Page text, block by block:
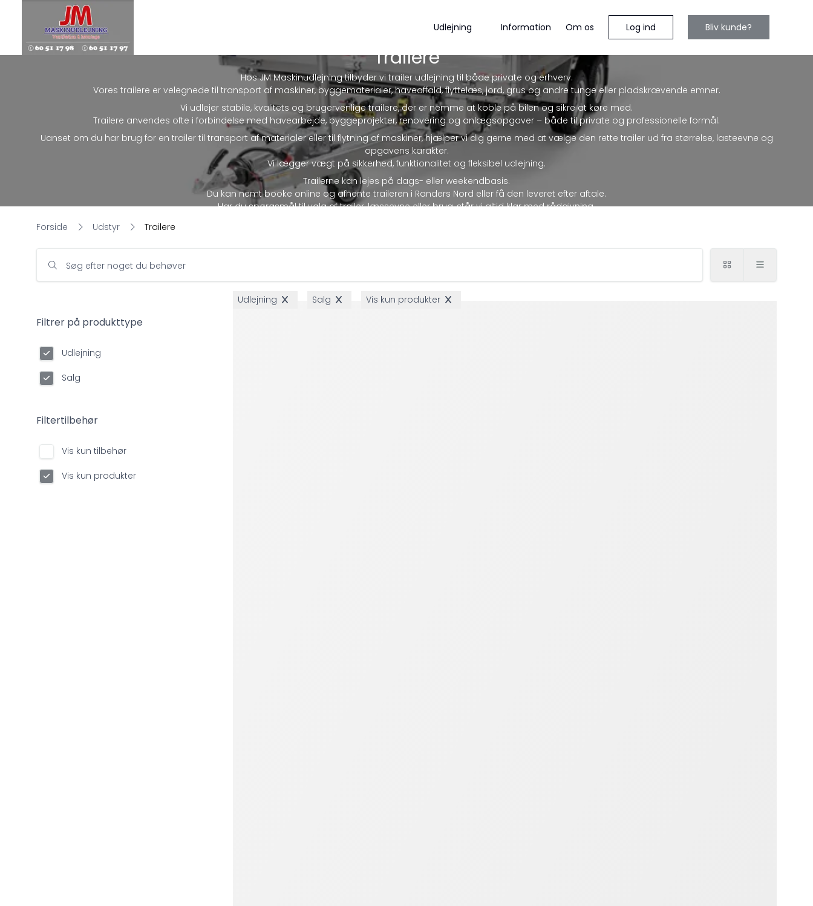
Udlejning Information Om os Log ind Bliv kunde?
Trailere
Hos JM Maskinudlejning tilbyder vi trailer udlejning til både private og erhverv.
Vores trailere er velegnede til transport af maskiner, byggematerialer, haveaffald, flyttelæs, jord, grus og andre tunge eller pladskrævende emner.
Vi udlejer stabile, kvalitets og brugervenlige trailere, der er nemme at koble på bilen og sikre at køre med.
Trailere anvendes ofte i forbindelse med havearbejde, byggeprojekter, renovering og anlægsopgaver – både til private og professionelle formål.
Uanset om du har brug for en trailer til transport af materialer eller til flytning af maskiner, hjælper vi dig gerne med at vælge den rette trailer ud fra størrelse, lasteevne og
opgavens karakter.
Vi lægger vægt på sikkerhed, funktionalitet og fleksibel udlejning.
Trailerne kan lejes på dags- eller weekendbasis.
Du kan nemt booke online og afhente traileren i Randers Nord eller få den leveret efter aftale.
Har du spørgsmål til valg af trailer, læssevne eller brug, står vi altid klar med rådgivning.
Forside
Udstyr Trailere
Søg efter noget du behøver
Filtrer på produkttype
Udlejning
Salg
Filtertilbehør
Vis kun tilbehør
Vis kun produkter
Udlejning Salg Vis kun produkter